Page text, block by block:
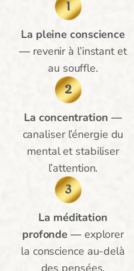
La pleine conscience
— revenir à l’instant et
au souffle.
La concentration —
canaliser l’énergie du
mental et stabiliser
l’attention.
La méditation
profonde — explorer
la conscience au-delà